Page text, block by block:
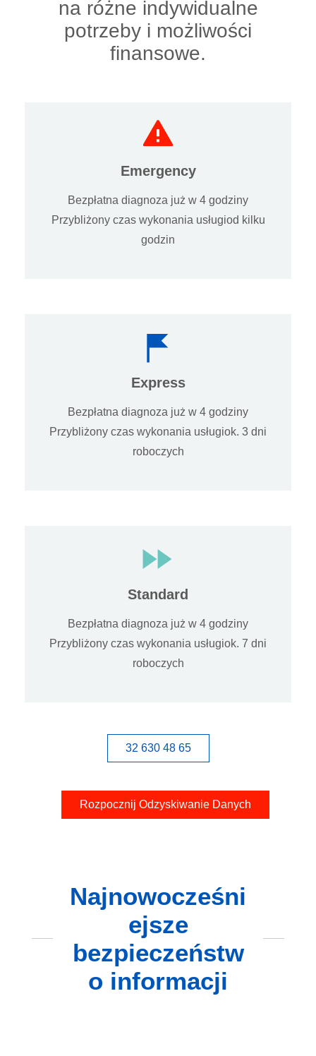
na różne indywidualne
potrzeby i możliwości
finansowe.
Emergency
Bezpłatna diagnoza już w 4 godziny
Przybliżony czas wykonania usługiod kilku
godzin
Express
Bezpłatna diagnoza już w 4 godziny
Przybliżony czas wykonania usługiok. 3 dni
roboczych
Standard
Bezpłatna diagnoza już w 4 godziny
Przybliżony czas wykonania usługiok. 7 dni
roboczych
32 630 48 65
Rozpocznij Odzyskiwanie Danych
Najnowocześni
ejsze
bezpieczeństw
o informacji